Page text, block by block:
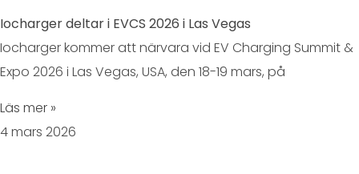
Iocharger deltar i EVCS 2026 i Las Vegas
Iocharger kommer att närvara vid EV Charging Summit &
Expo 2026 i Las Vegas, USA, den 18-19 mars, på
Läs mer »
4 mars 2026